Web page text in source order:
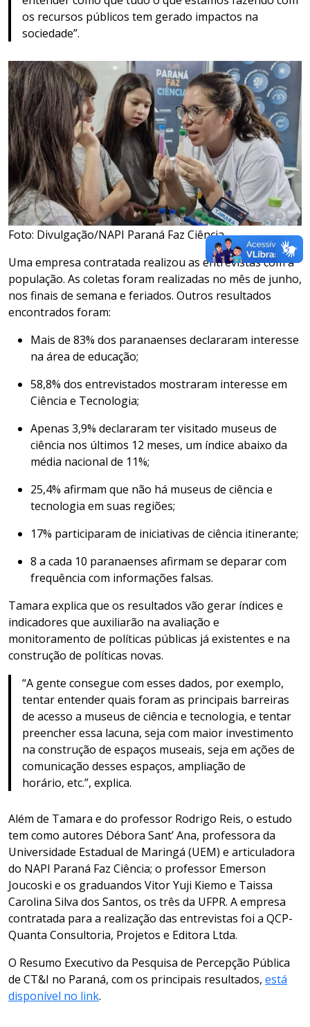
os recursos públicos tem gerado impactos na
sociedade”.
Foto: Divulgação/NAPI Paraná Faz Ciência
Uma empresa contratada realizou as entrevistas com a
população. As coletas foram realizadas no mês de junho,
nos finais de semana e feriados. Outros resultados
encontrados foram:
Mais de 83% dos paranaenses declararam interesse
na área de educação;
58,8% dos entrevistados mostraram interesse em
Ciência e Tecnologia;
Apenas 3,9% declararam ter visitado museus de
ciência nos últimos 12 meses, um índice abaixo da
média nacional de 11%;
25,4% afirmam que não há museus de ciência e
tecnologia em suas regiões;
17% participaram de iniciativas de ciência itinerante;
8 a cada 10 paranaenses afirmam se deparar com
frequência com informações falsas.
Tamara explica que os resultados vão gerar índices e
indicadores que auxiliarão na avaliação e
monitoramento de políticas públicas já existentes e na
construção de políticas novas.
“A gente consegue com esses dados, por exemplo,
tentar entender quais foram as principais barreiras
de acesso a museus de ciência e tecnologia, e tentar
preencher essa lacuna, seja com maior investimento
na construção de espaços museais, seja em ações de
comunicação desses espaços, ampliação de
horário, etc.”, explica.
Além de Tamara e do professor Rodrigo Reis, o estudo
tem como autores Débora Sant’ Ana, professora da
Universidade Estadual de Maringá (UEM) e articuladora
do NAPI Paraná Faz Ciência; o professor Emerson
Joucoski e os graduandos Vitor Yuji Kiemo e Taissa
Carolina Silva dos Santos, os três da UFPR. A empresa
contratada para a realização das entrevistas foi a QCP-
Quanta Consultoria, Projetos e Editora Ltda.
O Resumo Executivo da Pesquisa de Percepção Pública
de CT&I no Paraná, com os principais resultados, está
disponível no link.